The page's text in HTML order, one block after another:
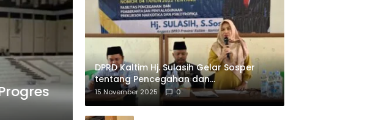
DPRD Kaltim Hj. Sulasih Gelar Sosper
tentang Pencegahan dan
Pemberantasan NAPZA
15 November 2025 0